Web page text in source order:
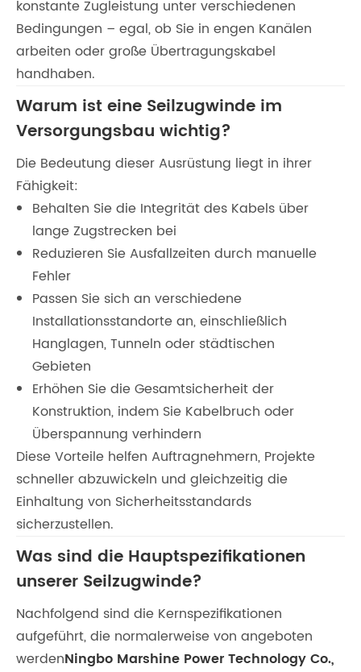
konstante Zugleistung unter verschiedenen
Bedingungen – egal, ob Sie in engen Kanälen
arbeiten oder große Übertragungskabel
handhaben.
Warum ist eine Seilzugwinde im
Versorgungsbau wichtig?
Die Bedeutung dieser Ausrüstung liegt in ihrer
Fähigkeit:
Behalten Sie die Integrität des Kabels über
lange Zugstrecken bei
Reduzieren Sie Ausfallzeiten durch manuelle
Fehler
Passen Sie sich an verschiedene
Installationsstandorte an, einschließlich
Hanglagen, Tunneln oder städtischen
Gebieten
Erhöhen Sie die Gesamtsicherheit der
Konstruktion, indem Sie Kabelbruch oder
Überspannung verhindern
Diese Vorteile helfen Auftragnehmern, Projekte
schneller abzuwickeln und gleichzeitig die
Einhaltung von Sicherheitsstandards
sicherzustellen.
Was sind die Hauptspezifikationen
unserer Seilzugwinde?
Nachfolgend sind die Kernspezifikationen
aufgeführt, die normalerweise von angeboten
werdenNingbo Marshine Power Technology Co.,